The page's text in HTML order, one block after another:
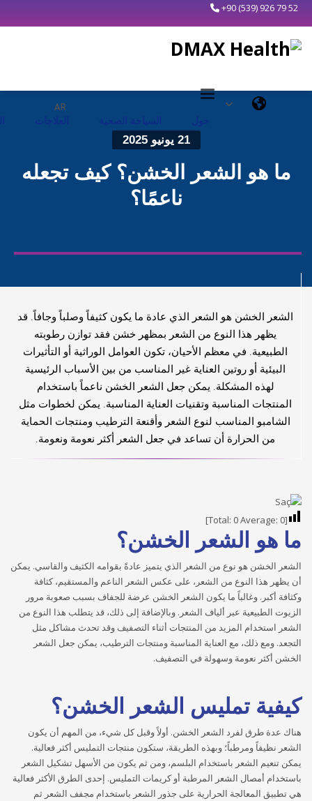
+90 (539) 926 79 52
21 يونيو 2025
ما هو الشعر الخشن؟ كيف تجعله
ناعمًا؟
الشعر الخشن هو الشعر الذي عادة ما يكون كثيفاً وصلباً وجافاً. قد
يظهر هذا النوع من الشعر بمظهر خشن فقد توازن رطوبته
الطبيعية. في معظم الأحيان، تكون العوامل الوراثية أو التأثيرات
البيئية أو روتين العناية غير المناسب من بين الأسباب الرئيسية
لهذه المشكلة. يمكن جعل الشعر الخشن ناعماً باستخدام
المنتجات المناسبة وتقنيات العناية المناسبة. يمكن لخطوات مثل
الشامبو المناسب لنوع الشعر وأقنعة الترطيب ومنتجات الحماية
من الحرارة أن تساعد في جعل الشعر أكثر نعومة ونعومة.
[Total:
0Average: 0
]
ما هو الشعر الخشن؟
الشعر الخشن هو نوع من الشعر الذي يتميز عادةً بقوامه الكثيف والقاسي. يمكن
أن يظهر هذا النوع من الشعر، على عكس الشعر الناعم والمستقيم، كثافة
وكثافة أكبر. وغالباً ما يكون الشعر الخشن عرضة للجفاف بسبب صعوبة مرور
الزيوت الطبيعية عبر ألياف الشعر. وبالإضافة إلى ذلك، قد يتطلب هذا النوع من
الشعر استخدام المزيد من المنتجات أثناء التصفيف وقد تحدث مشاكل مثل
التجعد. ومع ذلك، مع العناية المناسبة ومنتجات الترطيب، يمكن جعل الشعر
الخشن أكثر نعومة وسهولة في التصفيف.
كيفية تمليس الشعر الخشن؟
هناك عدة طرق لفرد الشعر الخشن. أولاً وقبل كل شيء، من المهم أن يكون
الشعر نظيفاً ومرطباً؛ وبهذه الطريقة، ستكون منتجات التمليس أكثر فعالية.
يمكن تنعيم الشعر باستخدام البلسم، ومن ثم يكون من الأسهل تشكيل الشعر
باستخدام أمصال الشعر المرطبة أو كريمات التمليس. إحدى الطرق الأكثر فعالية
هي تطبيق المعالجة الحرارية على جذور الشعر باستخدام مجفف الشعر ثم